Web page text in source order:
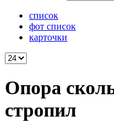
список
фот список
карточки
Опора
стропил